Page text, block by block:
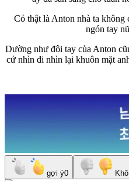
Có thật là Anton nhà ta không
ngón tay
Dường như đôi tay của Anton
cứ nhìn đi nhìn lại khuôn mặt
gợi ý0